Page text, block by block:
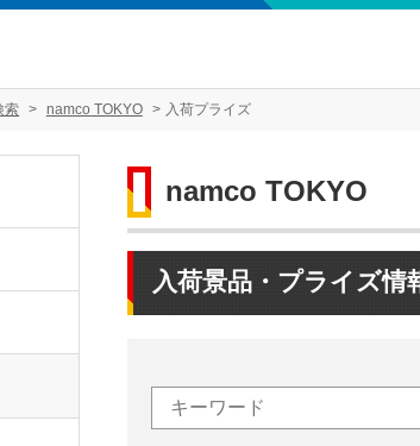
索 namco TOKYO 入荷プライズ
namco TOKYO
入荷景品・プライズ情